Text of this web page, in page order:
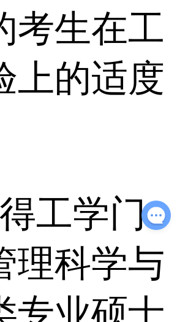
考生在工
上的适度
工学门
理科学与
专业硕士